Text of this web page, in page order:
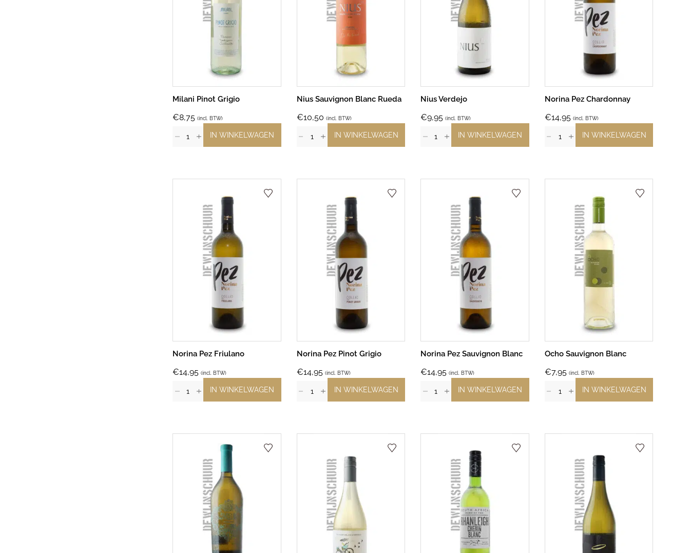
Milani Pinot Grigio
€8,75 (incl. BTW)
IN WINKELWAGEN
Nius Sauvignon Blanc Rueda
€10,50 (incl. BTW)
IN WINKELWAGEN
Nius Verdejo
€9,95 (incl. BTW)
IN WINKELWAGEN
Norina Pez Chardonnay
€14,95 (incl. BTW)
IN WINKELWAGEN
Norina Pez Friulano
€14,95 (incl. BTW)
IN WINKELWAGEN
Norina Pez Pinot Grigio
€14,95 (incl. BTW)
IN WINKELWAGEN
Norina Pez Sauvignon Blanc
€14,95 (incl. BTW)
IN WINKELWAGEN
Ocho Sauvignon Blanc
€7,95 (incl. BTW)
IN WINKELWAGEN